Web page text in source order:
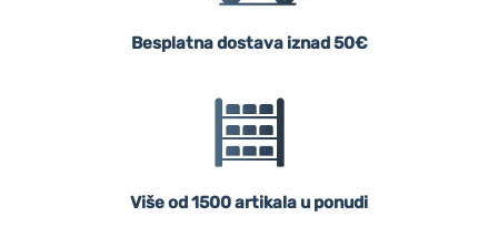
Besplatna dostava iznad 50€
Više od 1500 artikala u ponudi